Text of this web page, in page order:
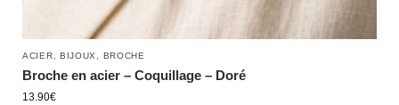
ACIER BIJOUX BROCHE
Broche en acier – Coquillage – Doré
13.90€